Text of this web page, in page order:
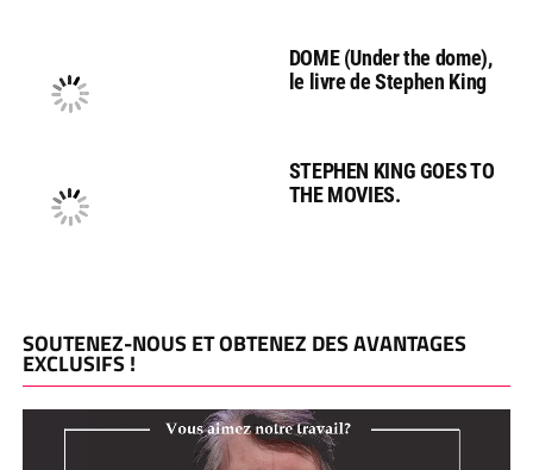
DOME (Under the dome),
le livre de Stephen King
STEPHEN KING GOES TO
THE MOVIES.
SOUTENEZ-NOUS ET OBTENEZ DES AVANTAGES
EXCLUSIFS !